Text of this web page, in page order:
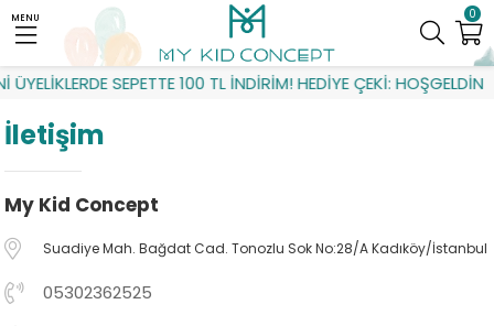
SEPETTE 100 TL İNDİRİM! HEDİYE ÇEKİ: HOŞGELDİN
0
MENU
İletişim
My Kid Concept
Suadiye Mah. Bağdat Cad. Tonozlu Sok No:28/A Kadıköy/İstanbul
05302362525